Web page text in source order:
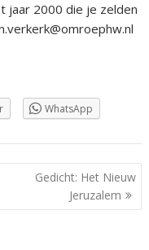
jaar 2000 die je zelden
WhatsApp
Gedicht: Het Nieuw
Jeruzalem